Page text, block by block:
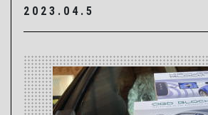
2023.04.5